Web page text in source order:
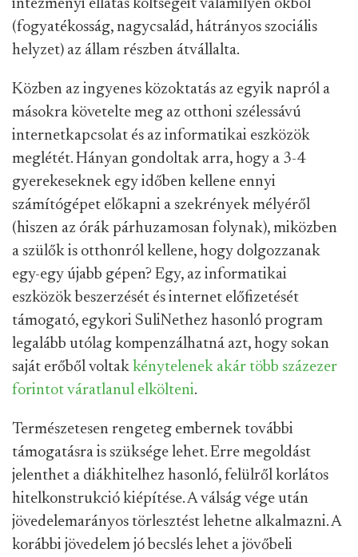
intézményi ellátás költségeit valamilyen okból
(fogyatékosság, nagycsalád, hátrányos szociális
helyzet) az állam részben átvállalta.
Közben az ingyenes közoktatás az egyik napról a
másokra követelte meg az otthoni szélessávú
internetkapcsolat és az informatikai eszközök
meglétét. Hányan gondoltak arra, hogy a 3-4
gyerekeseknek egy időben kellene ennyi
számítógépet előkapni a szekrények mélyéről
(hiszen az órák párhuzamosan folynak), miközben
a szülők is otthonról kellene, hogy dolgozzanak
egy-egy újabb gépen? Egy, az informatikai
eszközök beszerzését és internet előfizetését
támogató, egykori SuliNethez hasonló program
legalább utólag kompenzálhatná azt, hogy sokan
saját erőből voltak kénytelenek akár több százezer
forintot váratlanul elkölteni.
Természetesen rengeteg embernek további
támogatásra is szüksége lehet. Erre megoldást
jelenthet a diákhitelhez hasonló, felülről korlátos
hitelkonstrukció kiépítése. A válság vége után
jövedelemarányos törlesztést lehetne alkalmazni. A
korábbi jövedelem jó becslés lehet a jövőbeli